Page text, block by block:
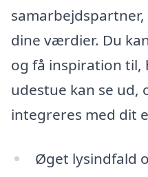
dine værdier. Du
og få inspiration til,
udestue kan se ud,
integreres med dit
Øget lysindfald